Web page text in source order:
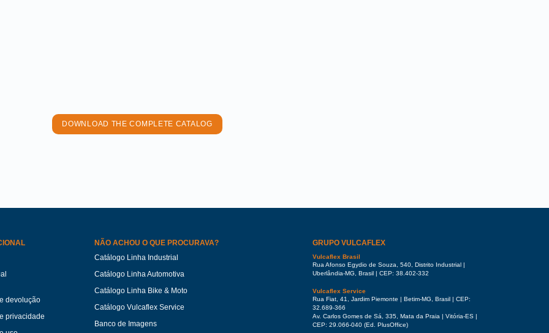
DOWNLOAD THE COMPLETE CATALOG
devolução
privacidade
NÃO ACHOU O QUE PROCURAVA?
Catálogo Linha Industrial
Catálogo Linha Automotiva
Catálogo Linha Bike & Moto
Catálogo Vulcaflex Service
Banco de Imagens
GRUPO VULCAFLEX
Vulcaflex Brasil
Rua Afonso Egydio de Souza, 540, Distrito Industrial |
Uberlândia-MG, Brasil | CEP: 38.402-332
Vulcaflex Service
Rua Fiat, 41, Jardim Piemonte | Betim-MG, Brasil | CEP:
32.689-366
Av. Carlos Gomes de Sá, 335, Mata da Praia | Vitória-ES |
CEP: 29.066-040 (Ed. PlusOffice)